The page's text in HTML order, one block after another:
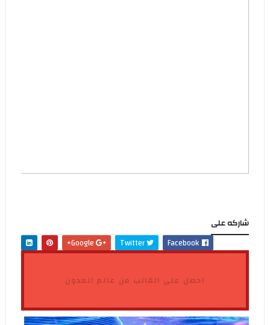
شاركه على
Facebook
Twitter
احصل على القالب من عالم المدون